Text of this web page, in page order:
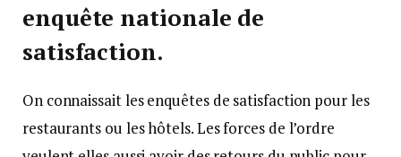
enquête nationale de
satisfaction.
On connaissait les enquêtes de satisfaction pour les
restaurants ou les hôtels. Les forces de l’ordre